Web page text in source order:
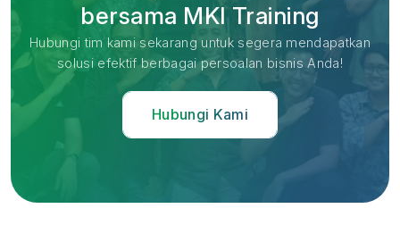
bersama MKI Training
Hubungi tim kami sekarang untuk segera mendapatkan
solusi efektif berbagai persoalan bisnis Anda!
Hubungi Kami